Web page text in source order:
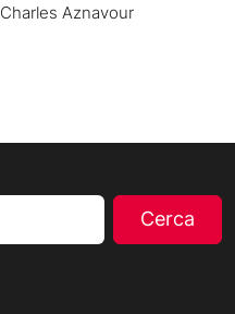
Charles Aznavour